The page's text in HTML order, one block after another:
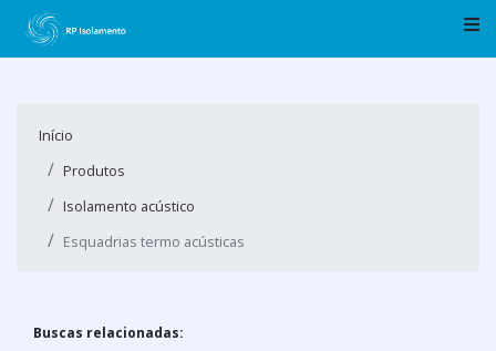
Início
Produtos
Isolamento acústico
Esquadrias termo acústicas
Buscas relacionadas: